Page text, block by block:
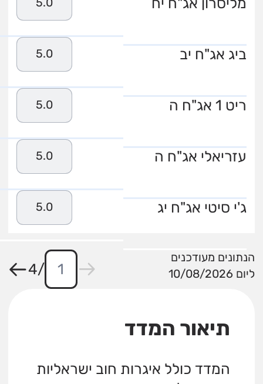
5.0
ביג אג"ח יב 5.0
ריט 1 אג"ח ה 5.0
עזריאלי אג"ח ה 5.0
ג'י סיטי אג"ח יג 5.0
הנתונים מעודכנים
ליום 10/08/2026
/
4
תיאור המדד
המדד כולל איגרות חוב ישראליות